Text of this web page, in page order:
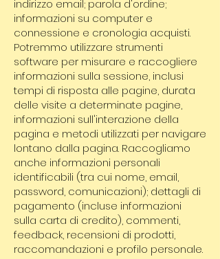
indirizzo email; parola d'ordine;
informazioni su computer e
connessione e cronologia acquisti.
Potremmo utilizzare strumenti
software per misurare e raccogliere
informazioni sulla sessione, inclusi
tempi di risposta alle pagine, durata
delle visite a determinate pagine,
informazioni sull'interazione della
pagina e metodi utilizzati per navigare
lontano dalla pagina. Raccogliamo
anche informazioni personali
identificabili (tra cui nome, email,
password, comunicazioni); dettagli di
pagamento (incluse informazioni
sulla carta di credito), commenti,
feedback, recensioni di prodotti,
raccomandazioni e profilo personale.